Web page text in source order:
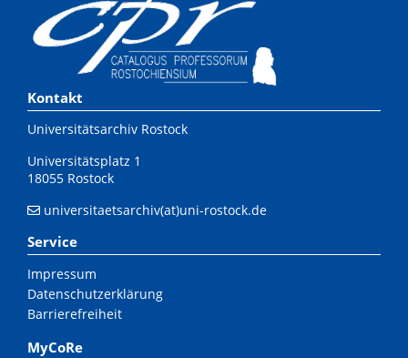
Kontakt
Universitätsarchiv Rostock
Universitätsplatz 1
18055 Rostock
universitaetsarchiv(at)uni-rostock.de
Service
Impressum
Datenschutzerklärung
Barrierefreiheit
MyCoRe